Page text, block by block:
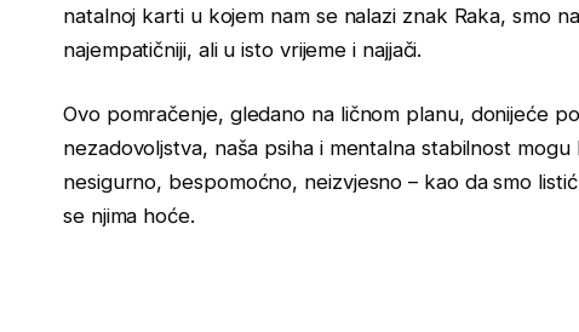
natalnoj karti u kojem nam se nalazi znak Raka, smo
najempatičniji, ali u isto vrijeme i najjači.
Ovo pomračenje, gledano na ličnom planu, donijeće
nezadovoljstva, naša psiha i mentalna stabilnost
nesigurno, bespomoćno, neizvjesno – kao da smo
se njima hoće.